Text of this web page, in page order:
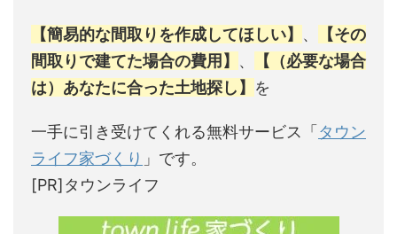
【簡易的な間取りを作成してほしい】 、
【その
間取りで建てた場合の費用】 、
【（必要な場合
は）あなたに合った土地探し】 を
一手に引き受けてくれる無料サービス「 タウン
ライフ家づくり 」です。
[PR]タウンライフ